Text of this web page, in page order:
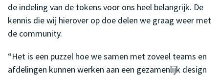
de indeling van de tokens voor ons heel belangrijk. De
kennis die wij hierover op doe delen we graag weer met
de community.
“Het is een puzzel hoe we samen met zoveel teams en
afdelingen kunnen werken aan een gezamenlijk design